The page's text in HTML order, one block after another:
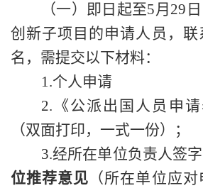
（一）即日起至5月29
创新子项目 的申请人员，
名，需提交以下材料：
1.个人申请
2. 《公派出国人员申请
（双面打印，一式一份）；
3.经所在单位负责人签
位推荐意见 （所在单位应对